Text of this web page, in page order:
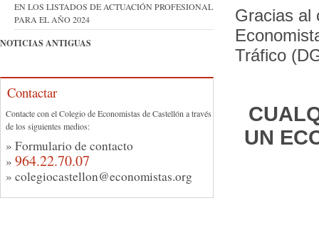
EN LOS LISTADOS DE ACTUACIÓN PROFESIONAL
PARA EL AÑO 2024
NOTICIAS ANTIGUAS
Contactar
Contacte con el Colegio de Economistas de Castellón a través
de los siguientes medios:
» Formulario de contacto
» 964.22.70.07
» colegiocastellon@economistas.org
Gracias al
Tráfico
UN